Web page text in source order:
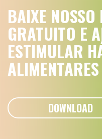
BAIXE
GRATUITO E
ESTIMULAR
DOWNLOAD